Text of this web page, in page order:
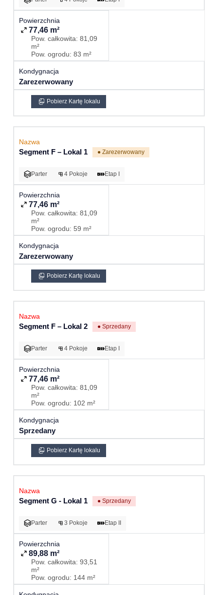
77,46 m²
Pow. całkowita: 81,09
m²
Pow. ogrodu: 83 m²
Zarezerwowany
Pobierz Kartę lokalu
Segment F – Lokal 1 ● Zarezerwowany
Parter 4 Pokoje Etap I
77,46 m²
Pow. całkowita: 81,09
m²
Pow. ogrodu: 59 m²
Zarezerwowany
Pobierz Kartę lokalu
Segment F – Lokal 2 ● Sprzedany
Parter 4 Pokoje Etap I
77,46 m²
Pow. całkowita: 81,09
m²
Pow. ogrodu: 102 m²
Sprzedany
Pobierz Kartę lokalu
Segment G - Lokal 1 ● Sprzedany
Parter 3 Pokoje Etap II
89,88 m²
Pow. całkowita: 93,51
m²
Pow. ogrodu: 144 m²